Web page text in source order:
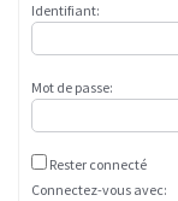
Identifiant:
Mot de passe:
Rester connecté
Connectez-vous avec: